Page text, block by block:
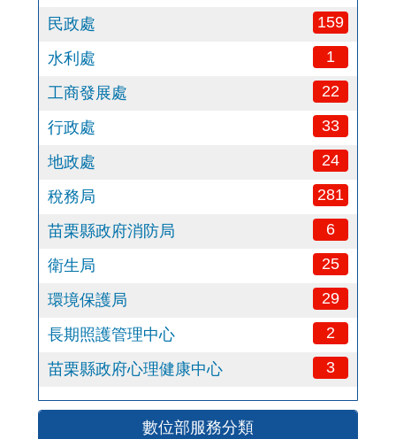
民政處 159
水利處 1
工商發展處 22
行政處 33
地政處 24
稅務局 281
苗栗縣政府消防局 6
衛生局 25
環境保護局 29
長期照護管理中心 2
苗栗縣政府心理健康中心 3
數位部服務分類